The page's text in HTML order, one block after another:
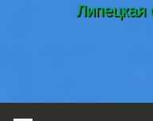
Липецкая